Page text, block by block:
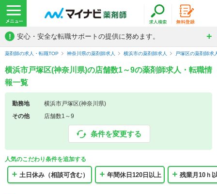
! 安心・安全な転職サポートの提供に努めます。
薬剤師の求人・転職TOP 神奈川県の薬剤師求人 横浜市の薬剤師求人 戸塚区の薬剤師求
横浜市戸塚区(神奈川県)の店舗数1～9の薬剤師求人・転職情
報一覧
勤務地
横浜市戸塚区(神奈川県)
その他
店舗数1～9
条件を変更する
人気のこだわり条件を追加する
土日休み（相談可含む） 年間休日120日以上 残業月10ｈ